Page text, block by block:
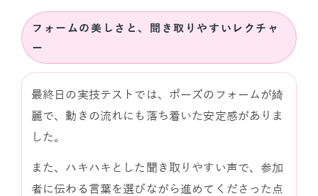
フォームの美しさと、聞き取りやすいレクチャ
ー
最終日の実技テストでは、ポーズのフォームが綺
麗で、動きの流れにも落ち着いた安定感がありま
した。
また、ハキハキとした聞き取りやすい声で、参加
者に伝わる言葉を選びながら進めてくださった点